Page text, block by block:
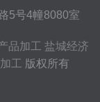
5号4幢8080室
品加工 盐城经济
工 版权所有